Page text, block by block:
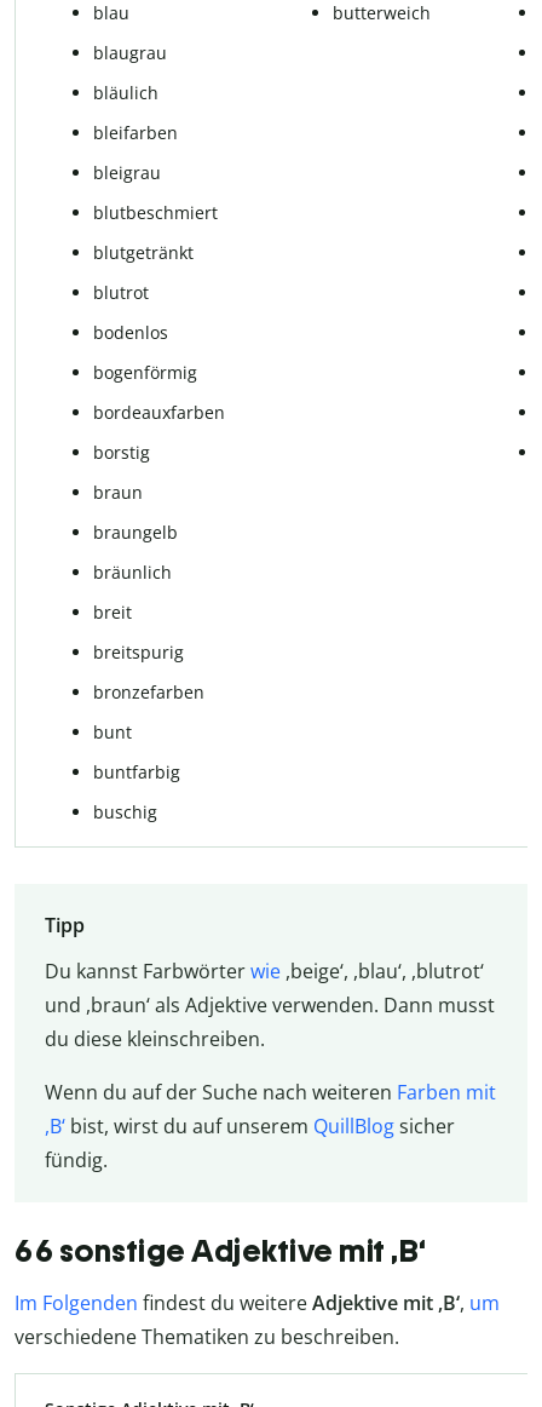
blau
blaugrau
bläulich
bleifarben
bleigrau
blutbeschmiert
blutgetränkt
blutrot
bodenlos
bogenförmig
bordeauxfarben
borstig
braun
braungelb
bräunlich
breit
breitspurig
bronzefarben
bunt
buntfarbig
buschig
butterweich
Tipp
Du kannst Farbwörterwie,beige‘, ,blau‘, ,blutrot‘
und ,braun‘ als Adjektive verwenden. Dann musst
du diese kleinschreiben.
Wenn du auf der Suche nach weiteren Farben mit
,B‘bist, wirst du auf unserem QuillBlogsicher
fündig.
66 sonstige Adjektive mit ,B‘
Im Folgenden findest du weitereAdjektive mit ,B‘, um
verschiedene Thematiken zu beschreiben.